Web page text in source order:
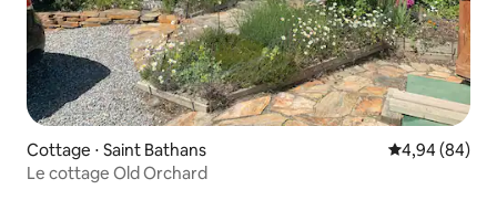
Cottage ⋅ Saint Bathans Évaluation
4,94 (84)
Le cottage Old Orchard